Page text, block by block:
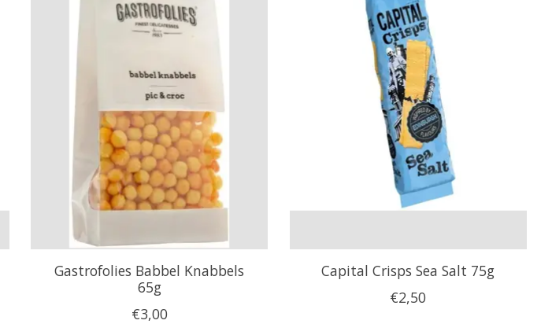
Gastrofolies Babbel Knabbels
65g
€3,00
Capital Crisps Sea Salt 75g
€2,50